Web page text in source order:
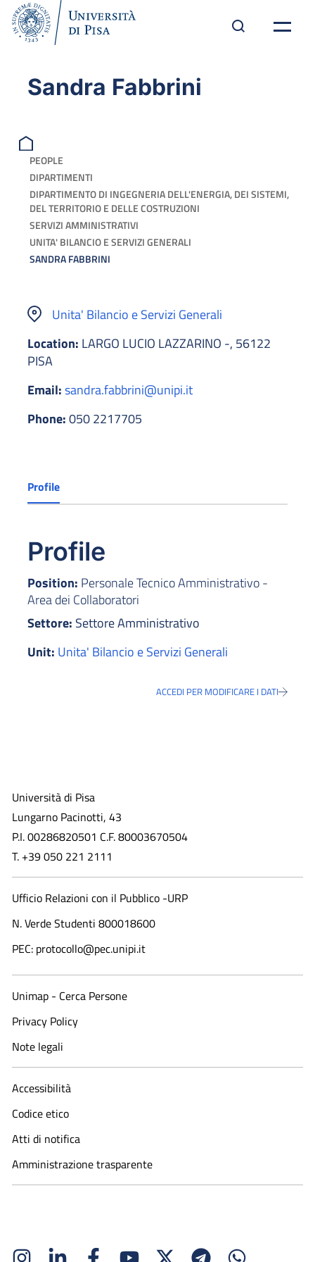
Sandra Fabbrini
PEOPLE
DIPARTIMENTI
DIPARTIMENTO DI INGEGNERIA DELL'ENERGIA, DEI SISTEMI,
DEL TERRITORIO E DELLE COSTRUZIONI
SERVIZI AMMINISTRATIVI
UNITA' BILANCIO E SERVIZI GENERALI
SANDRA FABBRINI
Unita' Bilancio e Servizi Generali
Location: LARGO LUCIO LAZZARINO -, 56122
PISA
Email:sandra.fabbrini@unipi.it
Phone:050 2217705
Profile
Profile
Position: Personale Tecnico Amministrativo -
Area dei Collaboratori
Settore: Settore Amministrativo
Unit: Unita' Bilancio e Servizi Generali
ACCEDI PER MODIFICARE I DATI
Università di Pisa
Lungarno Pacinotti, 43
P.I. 00286820501 C.F. 80003670504
T. +39 050 221 2111
Ufficio Relazioni con il Pubblico -URP
N. Verde Studenti 800018600​
PEC: protocollo@pec.unipi.it
Unimap - Cerca Persone
Privacy Policy
Note legali
Accessibilità
Codice etico
Atti di notifica
Amministrazione trasparente